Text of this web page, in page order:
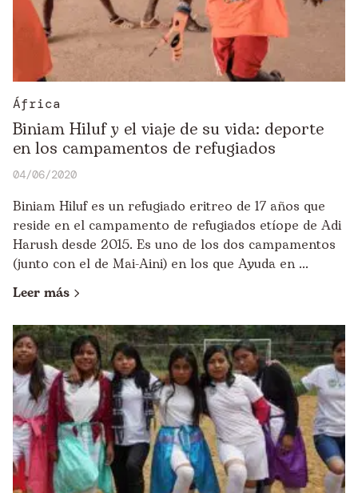
África
Biniam Hiluf y el viaje de su vida: deporte
en los campamentos de refugiados
04/06/2020
Biniam Hiluf es un refugiado eritreo de 17 años que
reside en el campamento de refugiados etíope de Adi
Harush desde 2015. Es uno de los dos campamentos
(junto con el de Mai-Aini) en los que Ayuda en ...
Leer más